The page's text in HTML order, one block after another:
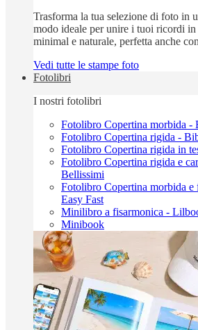
Trasforma la tua selezione di foto in
modo ideale per unire i tuoi ricordi
minimal e naturale, perfetta anche
Vedi tutte le stampe foto
Fotolibri
I nostri fotolibri
Fotolibro Copertina morbida -
Fotolibro Copertina rigida -
Fotolibro Copertina rigida in
Fotolibro Copertina rigida e
Bellissimi
Fotolibro Copertina morbida e
Easy Fast
Minilibro a fisarmonica -
Minibook